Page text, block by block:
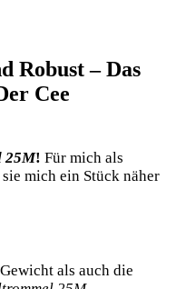
Robust – Das
Cee
25M! Für mich als
mich ein Stück näher
als auch die